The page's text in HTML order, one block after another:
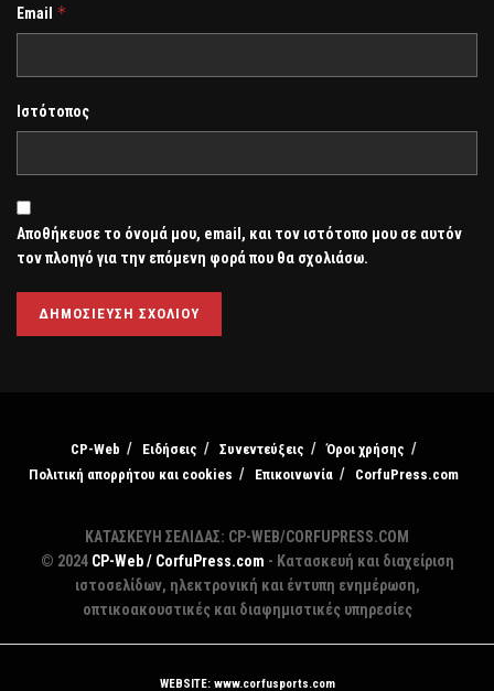
Email *
Ιστότοπος
Αποθήκευσε το όνομά μου, email, και τον ιστότοπο μου σε αυτόν
τον πλοηγό για την επόμενη φορά που θα σχολιάσω.
CP-Web Ειδήσεις Συνεντεύξεις
Όροι χρήσης
Πολιτική απορρήτου και cookies
Επικοινωνία CorfuPress.com
ΚΑΤΑΣΚΕΥΗ ΣΕΛΙΔΑΣ: CP-WEB/CORFUPRESS.COM
© 2024 CP-Web / CorfuPress.com - Κατασκευή και διαχείριση
ιστοσελίδων, ηλεκτρονική και έντυπη ενημέρωση,
οπτικοακουστικές και διαφημιστικές υπηρεσίες
WEBSITE: www.corfusports.com